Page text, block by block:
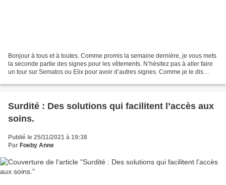
Bonjour à tous et à toutes. Comme promis la semaine dernière, je vous mets
la seconde partie des signes pour les vêtements. N’hésitez pas à aller faire
un tour sur Sematos ou Elix pour avoir d’autres signes. Comme je le dis
Surdité : Des solutions qui facilitent l’accès aux
soins.
Publié le 25/11/2021 à 19:38
Par Foeby Anne